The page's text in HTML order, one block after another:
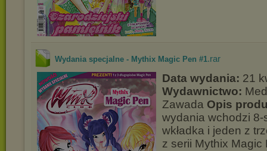
Wydania specjalne - Mythix Magic Pen #1.rar
Data wydania: 21
Wydawnictwo:
Zawada Opis
wydania wchodzi 8-
wkładka i jeden z
z serii Mythix Magic